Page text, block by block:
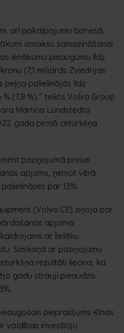
arī pakalpojumu biznesā,
izmaksu samazināšanai
ienākumu pieaugumu līdz
(7,1 miljards Zviedrijas
peļņa palielinājās līdz
(7,8 %),” teikts Volvo Group
Martina Lundstedta
gada pirmā ceturkšņa
paziņojumā presei
apjoms, ņemot vērā
par 13%.
(Volvo CE) ziņoja par
apjoma
ar lielāku
Saskaņā ar paziņojumu
rezultāti liecina, ka
gadu strauji pieaudzis
pieprasījums Ķīnas
valdības investīciju